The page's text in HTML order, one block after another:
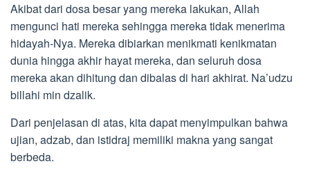
Akibat dari dosa besar yang mereka lakukan, Allah
mengunci hati mereka sehingga mereka tidak menerima
hidayah-Nya. Mereka dibiarkan menikmati kenikmatan
dunia hingga akhir hayat mereka, dan seluruh dosa
mereka akan dihitung dan dibalas di hari akhirat. Na’udzu
billahi min dzalik.
Dari penjelasan di atas, kita dapat menyimpulkan bahwa
ujian, adzab, dan istidraj memiliki makna yang sangat
berbeda.